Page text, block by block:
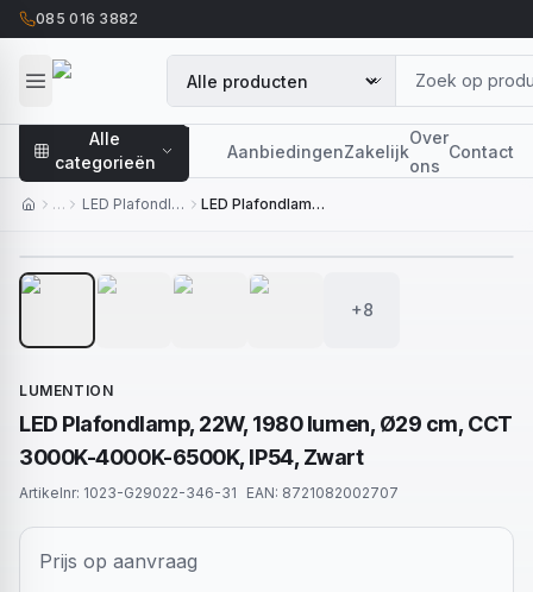
085 016 3882
Alle
categorieën
AanbiedingenZakelijk
Over
ons
Contact
… LED Plafondlampen
LED Plafondlamp, 22W, 1980 lumen, Ø29 cm, CCT 3000K-4000K-6500K, IP54, Zwart
+8
LUMENTION
LED Plafondlamp, 22W, 1980 lumen, Ø29 cm, CCT
3000K-4000K-6500K, IP54, Zwart
Artikelnr: 1023-G29022-346-31 EAN: 8721082002707
Prijs op aanvraag